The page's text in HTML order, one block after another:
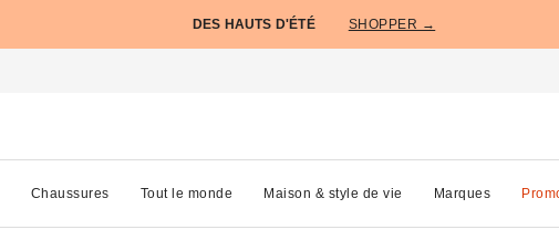
DES HAUTS D'ÉTÉ SHOPPER →
Chaussures Tout le monde Maison & style de vie Marques